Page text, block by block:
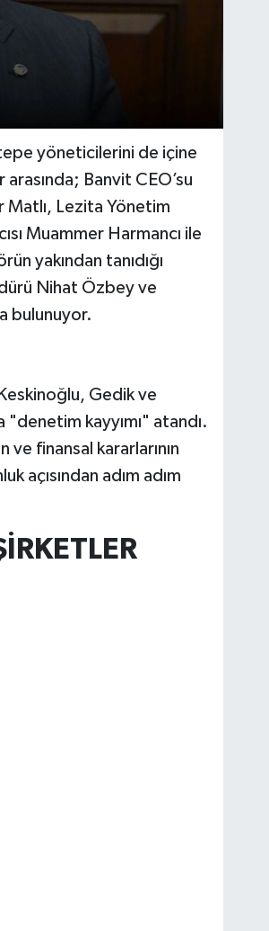
yöneticilerini de içine
Banvit CEO’su
Matlı, Lezita Yönetim
Muammer Harmancı ile
yakından tanıdığı
Nihat Özbey ve
bulunuyor.
Gedik ve
kayyımı" atandı.
finansal kararlarının
açısından adım adım